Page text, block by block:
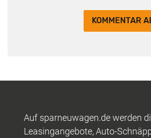
Auf sparneuwagen.de werden
Leasingangebote, Auto-